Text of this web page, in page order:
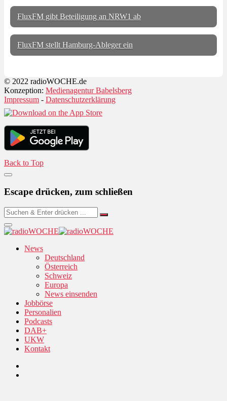
FluxFM gibt Beteiligung an NRW1 ab
FluxFM stellt Hamburg-Ableger ein
© 2022 radioWOCHE.de
Konzeption: Medienagentur Babelsberg
Impressum - Datenschutzerklärung
Back to Top
Escape drücken, zum schließen
News
Deutschland
Österreich
Schweiz
Europa
News einsenden
Jobbörse
Personalien
Podcasts
DAB+
UKW
Kontakt